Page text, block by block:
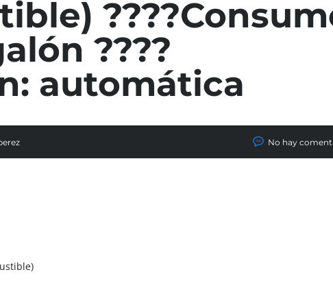
????
automática
No hay